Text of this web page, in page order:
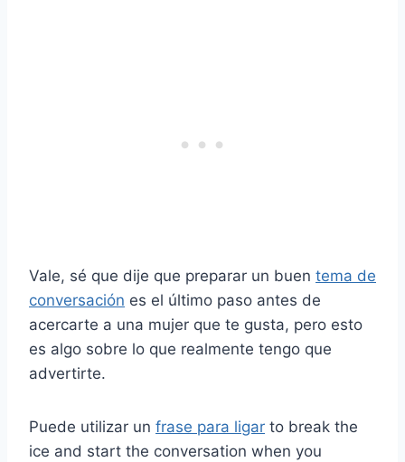
Vale, sé que dije que preparar un buen tema de
conversación es el último paso antes de
acercarte a una mujer que te gusta, pero esto
es algo sobre lo que realmente tengo que
advertirte.
Puede utilizar un frase para ligar to break the
ice and start the conversation when you